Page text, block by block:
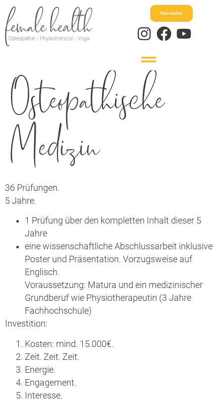
Newsletter
Osteopathische
Medizin
36 Prüfungen.
5 Jahre.
1 Prüfung über den kompletten Inhalt dieser 5
Jahre
eine wissenschaftliche Abschlussarbeit inklusive
Poster und Präsentation. Vorzugsweise auf
Englisch.
Voraussetzung: Matura und ein medizinischer
Grundberuf wie Physiotherapeutin (3 Jahre
Fachhochschule)
Investition:
Kosten: mind. 15.000€.
Zeit. Zeit. Zeit.
Energie.
Engagement.
Interesse.